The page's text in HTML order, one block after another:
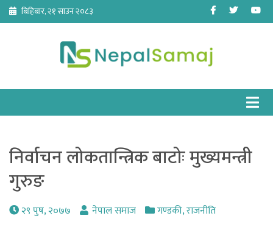
Skip
content
बिहिबार, २१ साउन २०८३ Facebook
Twitter
निर्वाचन लोकतान्त्रिक बाटोः मुख्यमन्त्री
गुरुङ
२९ पुष, २०७७ नेपाल समाज गण्डकी,राजनीति